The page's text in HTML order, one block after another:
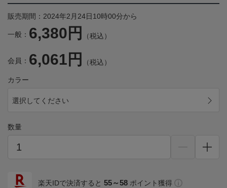
販売期間：2024年2月24日10時00分から
一般： 6,380円 （税込）
会員： 6,061円 （税込）
カラー
選択してください
数量
楽天IDで決済すると 55～58 ポイント獲得